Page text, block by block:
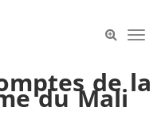
de la
du Mali